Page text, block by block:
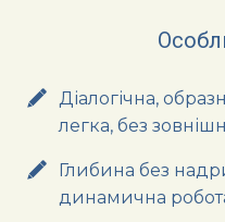
Діалогічна,
легка, без
Глибина без
динамична